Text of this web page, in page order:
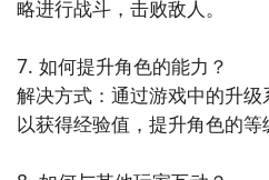
略进行战斗，击败敌人。
7. 如何提升角色的能力？
解决方式：通过游戏中的升
以获得经验值，提升角色的等